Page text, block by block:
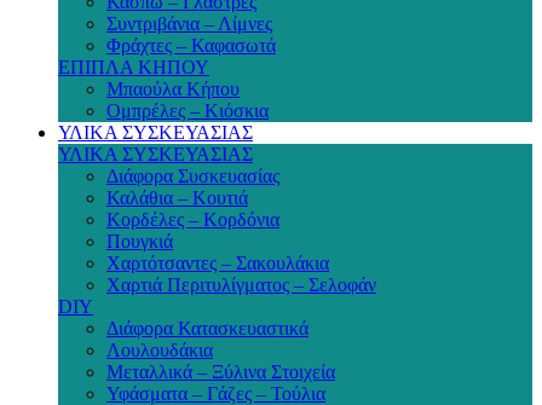
Συντριβάνια – Λίμνες
Φράχτες – Καφασωτά
ΕΠΙΠΛΑ ΚΗΠΟΥ
Μπαούλα Κήπου
Ομπρέλες – Κιόσκια
ΥΛΙΚΑ ΣΥΣΚΕΥΑΣΙΑΣ
ΥΛΙΚΑ ΣΥΣΚΕΥΑΣΙΑΣ
Διάφορα Συσκευασίας
Καλάθια – Κουτιά
Κορδέλες – Κορδόνια
Πουγκιά
Χαρτότσαντες – Σακουλάκια
Χαρτιά Περιτυλίγματος – Σελοφάν
DIY
Διάφορα Κατασκευαστικά
Λουλουδάκια
Μεταλλικά – Ξύλινα Στοιχεία
Υφάσματα – Γάζες – Τούλια